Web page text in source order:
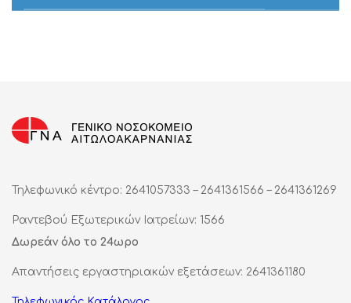
Τηλεφωνικό κέντρο: 2641057333 – 2641361566 – 2641361269
Ραντεβού Εξωτερικών Ιατρείων: 1566
Δωρεάν όλο το 24ωρο
Απαντήσεις εργαστηριακών εξετάσεων: 2641361180